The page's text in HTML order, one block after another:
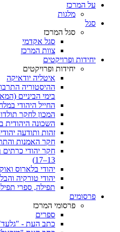
על המרכז
מלגות
סגל
סגל המרכז
סגל אקדמי
צוות המרכז
יחידות ופרויקטים
יחידות ופרויקטים
איטליה יודאיקה
ההיסטוריה
בימי הביניים (המאות
החייל היהודי
המכון לחקר
השכונה היהודית
זהות ותודעה
חקר האמנות
חקר יהודי כרתים
13–17)
יהודי בלארוס
יהודי טורקיה
תפילה, ספרי
פרסומים
פרסומי המרכז
ספרים
כתב העת -